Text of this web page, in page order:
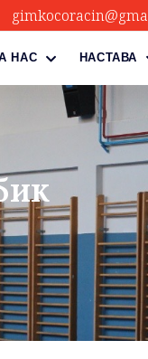
НАС НАСТАВА